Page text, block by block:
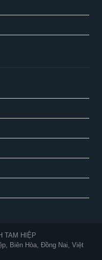
TAM HIỆP
Biên Hòa, Đồng Nai, Việt